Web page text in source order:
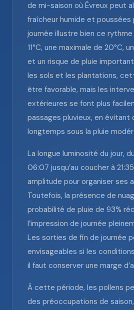
de mi-saison où Évreux peut
fraîcheur humide et poussées
journée illustre bien ce rythme
11°C, une maximale de 20°C,
et un risque de pluie
les sols et les plantations,
être favorable, mais les
extérieures se font plus
passages pluvieux, en évitant
longtemps sous la pluie
La longue luminosité du jour,
06:07 jusqu’au coucher à
amplitude pour organiser ses
Toutefois, la présence de
probabilité de pluie de 93%
l’impression de journée
Les sorties de fin de journée
envisageables si les
il faut conserver une marge
À cette période, les pollens
des préoccupations de